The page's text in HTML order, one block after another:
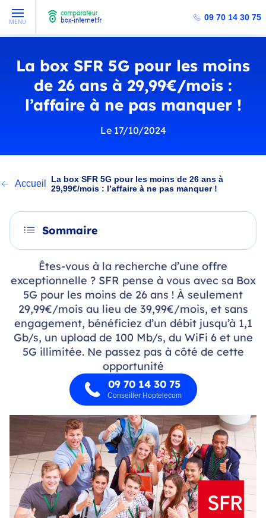
MENU 09 70 14 30 75
La box SFR 5G pour les moins
de 26 ans à 29,99€/mois :
l’affaire à ne pas manquer !
Le 17/10/2024
Accueil
La box SFR 5G pour les moins de 26 ans à
29,99€/mois : l’affaire à ne pas manquer !
Sommaire
Êtes-vous à la recherche d’une offre
exceptionnelle ? SFR pense à vous avec sa Box
5G pour les moins de 26 ans ! À seulement
29,99€/mois au lieu de 39,99€/mois, et sans
engagement, bénéficiez d’un débit jusqu’à 1,1
Gb/s, un upload de 100 Mb/s, du WiFi 6 et une
5G illimitée. Ne passez pas à côté de cette
opportunité
09 70 14 30 75
Conseiller Hoptelecom